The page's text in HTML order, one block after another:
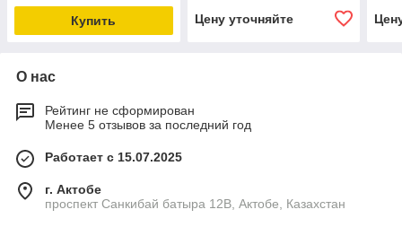
Купить Цену уточняйте
О нас
Рейтинг не сформирован
Менее 5 отзывов за последний год
Работает с 15.07.2025
г. Актобе
проспект Санкибай батыра 12В, Актобе, Казахстан